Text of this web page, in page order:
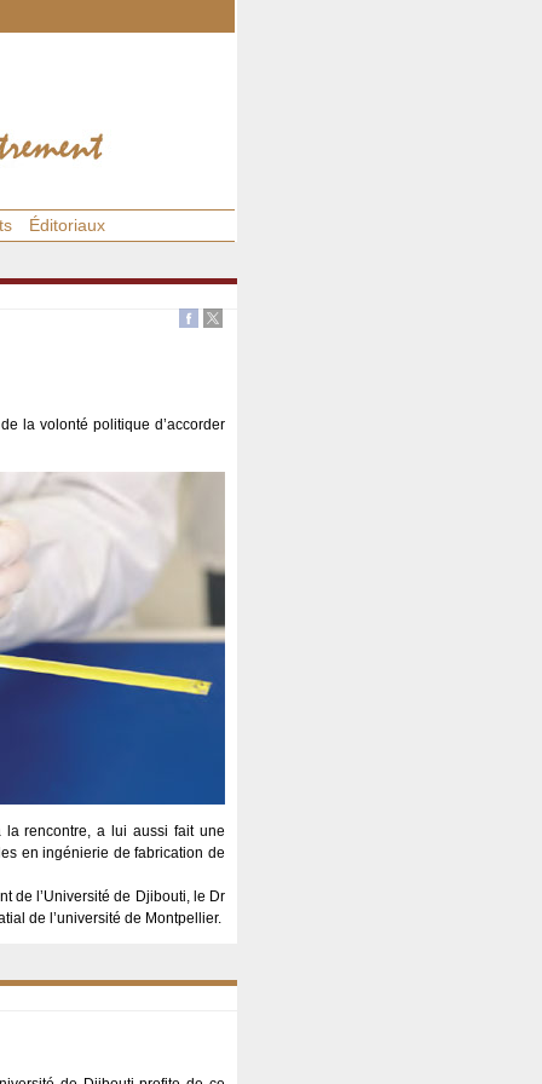
Éditoriaux
la volonté politique d’accorder
la rencontre, a lui aussi fait une
en ingénierie de fabrication de
de l’Université de Djibouti, le Dr
de l’université de Montpellier.